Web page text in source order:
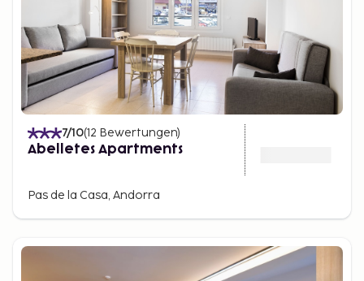
7/10(12 Bewertungen)
Abelletes Apartments
Pas de la Casa, Andorra